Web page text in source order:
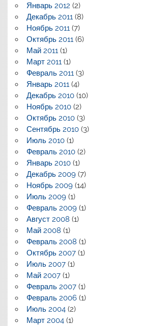
Январь 2012 (2)
Декабрь 2011 (8)
Ноябрь 2011 (7)
Октябрь 2011 (6)
Май 2011 (1)
Март 2011 (1)
Февраль 2011 (3)
Январь 2011 (4)
Декабрь 2010(10)
Ноябрь 2010(2)
Октябрь 2010(3)
Сентябрь 2010(3)
Июль 2010(1)
Февраль 2010(2)
Январь 2010(1)
Декабрь 2009(7)
Ноябрь 2009(14)
Июль 2009(1)
Февраль 2009(1)
Август 2008 (1)
Май 2008 (1)
Февраль 2008 (1)
Октябрь 2007(1)
Июль 2007(1)
Май 2007(1)
Февраль 2007(1)
Февраль 2006(1)
Июль 2004(2)
Март 2004(1)